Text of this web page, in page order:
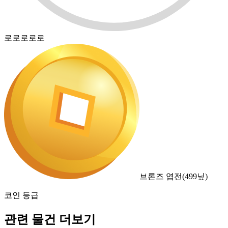
로로로로로
브론즈 엽전(499닢)
코인 등급
관련 물건 더보기